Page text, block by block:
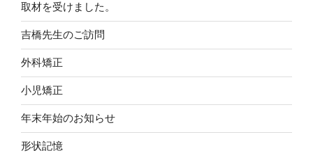
取材を受けました。
吉橋先生のご訪問
外科矯正
小児矯正
年末年始のお知らせ
形状記憶